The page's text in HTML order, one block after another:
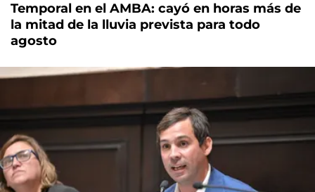
Temporal en el AMBA: cayó en horas más de
la mitad de la lluvia prevista para todo
agosto